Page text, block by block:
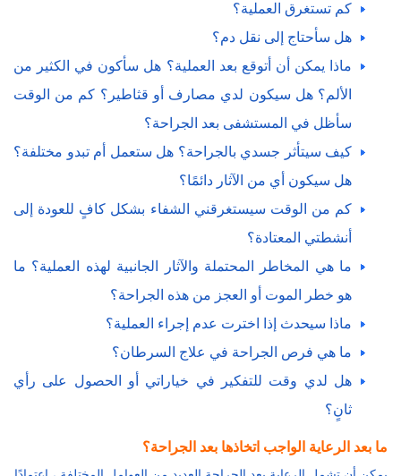
كم تستغرق العملية؟
هل سأحتاج إلى نقل دم؟
ماذا يمكن أن أتوقع بعد العملية؟ هل سأكون في الكثير من
الألم؟ هل سيكون لدي مصارف أو قثاطير؟ كم من الوقت
سأظل في المستشفى بعد الجراحة؟
كيف سيتأثر جسدي بالجراحة؟ هل ستعمل أم تبدو مختلفة؟
هل سيكون أي من الآثار دائمًا؟
كم من الوقت سيستغرقني الشفاء بشكل كافٍ للعودة إلى
أنشطتي المعتادة؟
ما هي المخاطر المحتملة والآثار الجانبية لهذه العملية؟ ما
هو خطر الموت أو العجز من هذه الجراحة؟
ماذا سيحدث إذا اخترت عدم إجراء العملية؟
ما هي فرص الجراحة في علاج السرطان؟
هل لدي وقت للتفكير في خياراتي أو الحصول على رأي
ثانٍ؟
ما بعد الرعاية الواجب اتخاذها بعد الجراحة؟